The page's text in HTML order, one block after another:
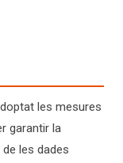
les mesures
garantir la
les dades